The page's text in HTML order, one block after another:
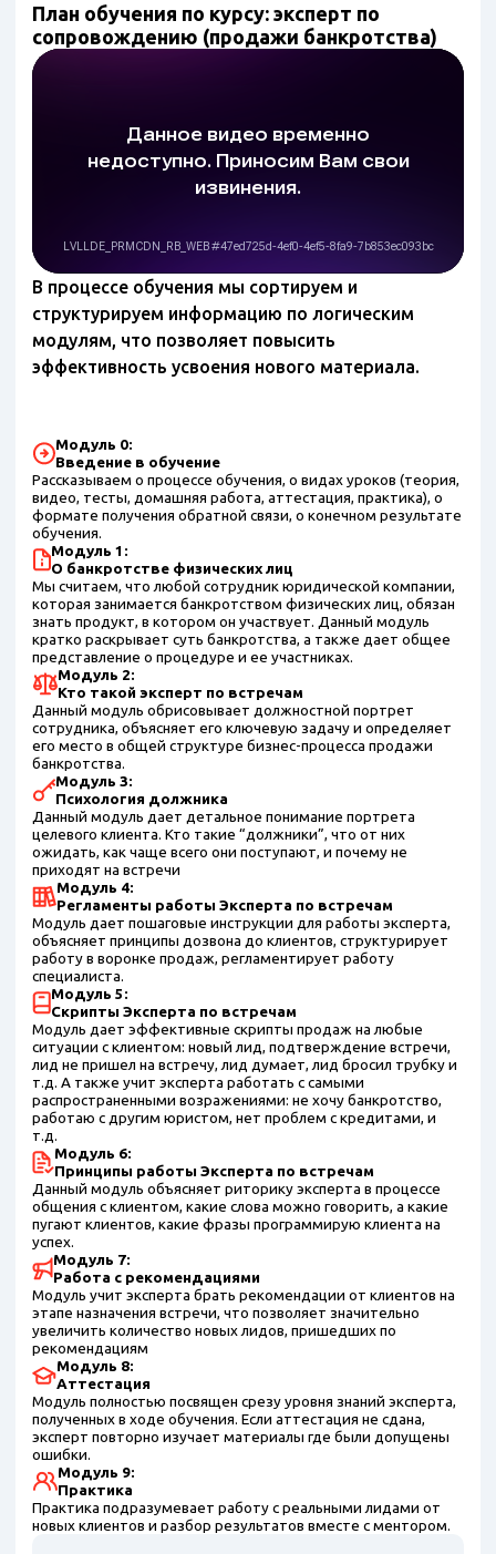
План обучения по курсу: эксперт по
сопровождению (продажи банкротства)
В процессе обучения мы сортируем и
структурируем информацию по логическим
модулям, что позволяет повысить
эффективность усвоения нового материала.
Модуль 0:
Введение в обучение
Рассказываем о процессе обучения, о видах уроков (теория,
видео, тесты, домашняя работа, аттестация, практика), о
формате получения обратной связи, о конечном результате
обучения.
Модуль 1:
О банкротстве физических лиц
Мы считаем, что любой сотрудник юридической компании,
которая занимается банкротством физических лиц, обязан
знать продукт, в котором он участвует. Данный модуль
кратко раскрывает суть банкротства, а также дает общее
представление о процедуре и ее участниках.
Модуль 2:
Кто такой эксперт по встречам
Данный модуль обрисовывает должностной портрет
сотрудника, объясняет его ключевую задачу и определяет
его место в общей структуре бизнес-процесса продажи
банкротства.
Модуль 3:
Психология должника
Данный модуль дает детальное понимание портрета
целевого клиента. Кто такие “должники”, что от них
ожидать, как чаще всего они поступают, и почему не
приходят на встречи
Модуль 4:
Регламенты работы Эксперта по встречам
Модуль дает пошаговые инструкции для работы эксперта,
объясняет принципы дозвона до клиентов, структурирует
работу в воронке продаж, регламентирует работу
специалиста.
Модуль 5:
Скрипты Эксперта по встречам
Модуль дает эффективные скрипты продаж на любые
ситуации с клиентом: новый лид, подтверждение встречи,
лид не пришел на встречу, лид думает, лид бросил трубку и
т.д. А также учит эксперта работать с самыми
распространенными возражениями: не хочу банкротство,
работаю с другим юристом, нет проблем с кредитами, и
т.д.
Модуль 6:
Принципы работы Эксперта по встречам
Данный модуль объясняет риторику эксперта в процессе
общения с клиентом, какие слова можно говорить, а какие
пугают клиентов, какие фразы программирую клиента на
успех.
Модуль 7:
Работа с рекомендациями
Модуль учит эксперта брать рекомендации от клиентов на
этапе назначения встречи, что позволяет значительно
увеличить количество новых лидов, пришедших по
рекомендациям
Модуль 8:
Аттестация
Модуль полностью посвящен срезу уровня знаний эксперта,
полученных в ходе обучения. Если аттестация не сдана,
эксперт повторно изучает материалы где были допущены
ошибки.
Модуль 9:
Практика
Практика подразумевает работу с реальными лидами от
новых клиентов и разбор результатов вместе с ментором.